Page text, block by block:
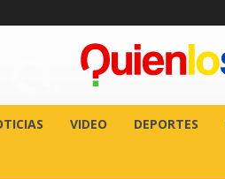
VIDEO DEPORTES